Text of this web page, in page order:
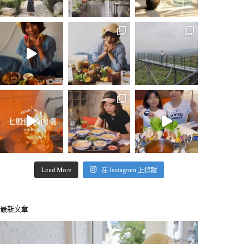
Load More 在 Instagram 上追蹤
最新文章